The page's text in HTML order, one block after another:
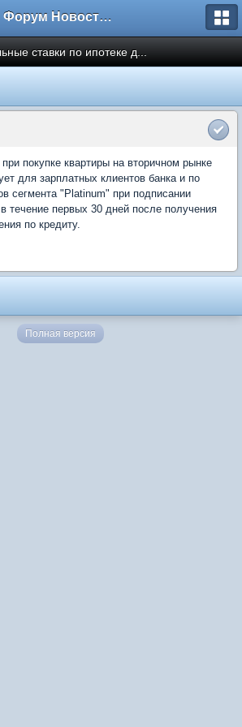
Форум Новостройки
ставки по ипотеке д...
покупке квартиры на вторичном рынке
для зарплатных клиентов банка и по
сегмента "Platinum" при подписании
течение первых 30 дней после получения
по кредиту.
Полная версия